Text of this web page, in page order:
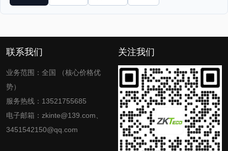
联系我们
业务范围：全国 （核心价格优
势）
服务热线：13521755685
电子邮箱：zkinte@139.com、
3451542150@qq.com
关注我们